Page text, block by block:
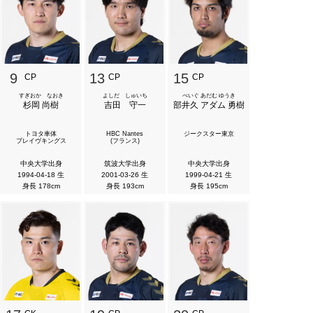
9 CP
すぎおか なおき
杉岡 尚樹
トヨタ車体
ブレイヴキングス
中央大学出身
1994-04-18 生
身長 178cm
13 CP
よしだ しゅいち
吉田 守一
HBC Nantes
(フランス)
筑波大学出身
2001-03-26 生
身長 193cm
15 CP
べいぐ あだむ ゆうき
部井久 アダム 勇樹
ジークスター東京
中央大学出身
1999-04-21 生
身長 195cm